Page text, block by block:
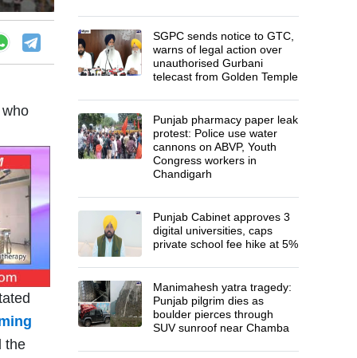
the
SGPC sends notice to GTC,
warns of legal action over
unauthorised Gurbani
telecast from Golden Temple
Punjab pharmacy paper leak
protest: Police use water
cannons on ABVP, Youth
Congress workers in
Chandigarh
Punjab Cabinet approves 3
digital universities, caps
private school fee hike at 5%
Manimahesh yatra tragedy:
Punjab pilgrim dies as
boulder pierces through
SUV sunroof near Chamba